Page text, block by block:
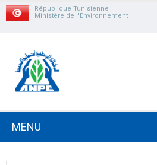
République Tunisienne
Ministère de l'Environnement
MENU